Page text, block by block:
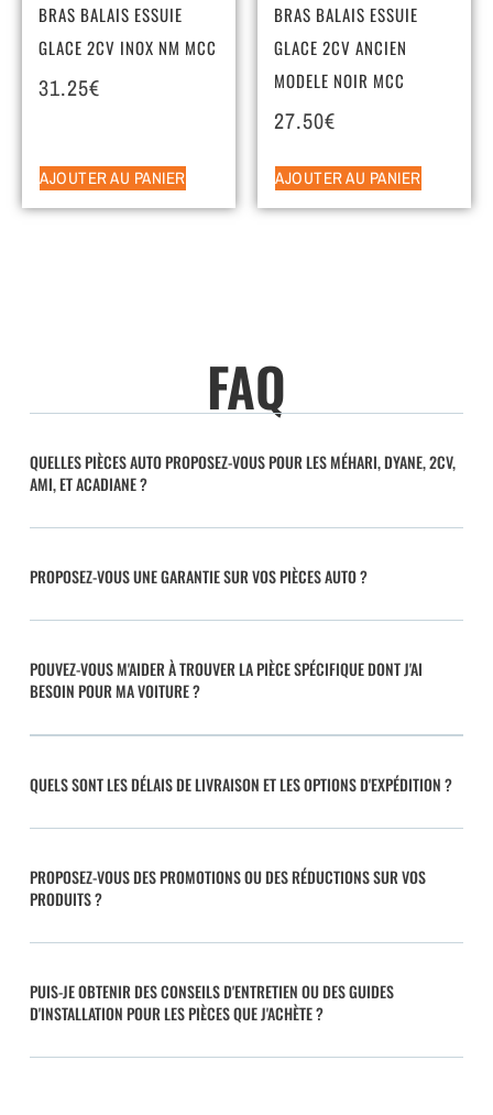
BRAS BALAIS ESSUIE
GLACE 2CV INOX NM MCC
31.25€
AJOUTER AU PANIER
BRAS BALAIS ESSUIE
GLACE 2CV ANCIEN
MODELE NOIR MCC
27.50€
AJOUTER AU PANIER
FAQ
QUELLES PIÈCES AUTO PROPOSEZ-VOUS POUR LES MÉHARI, DYANE, 2CV,
AMI, ET ACADIANE ?
PROPOSEZ-VOUS UNE GARANTIE SUR VOS PIÈCES AUTO ?
POUVEZ-VOUS M'AIDER À TROUVER LA PIÈCE SPÉCIFIQUE DONT J'AI
BESOIN POUR MA VOITURE ?
QUELS SONT LES DÉLAIS DE LIVRAISON ET LES OPTIONS D'EXPÉDITION ?
PROPOSEZ-VOUS DES PROMOTIONS OU DES RÉDUCTIONS SUR VOS
PRODUITS ?
PUIS-JE OBTENIR DES CONSEILS D'ENTRETIEN OU DES GUIDES
D'INSTALLATION POUR LES PIÈCES QUE J'ACHÈTE ?